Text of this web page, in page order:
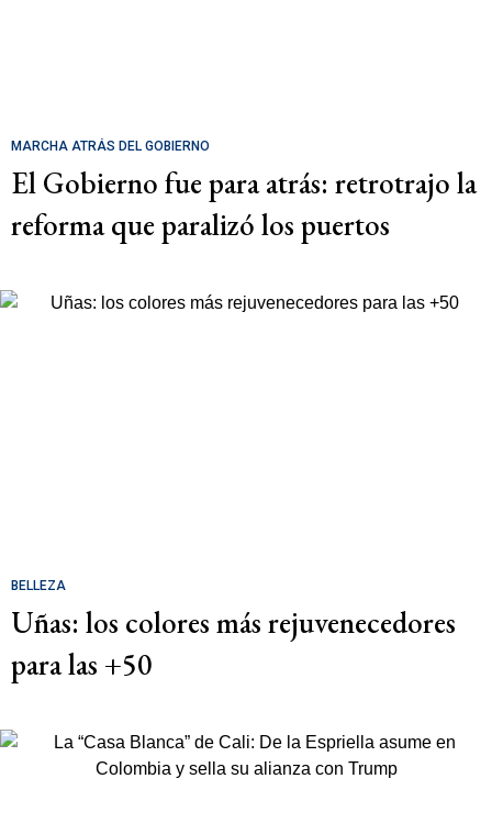
MARCHA ATRÁS DEL GOBIERNO
El Gobierno fue para atrás: retrotrajo la
reforma que paralizó los puertos
BELLEZA
Uñas: los colores más rejuvenecedores
para las +50